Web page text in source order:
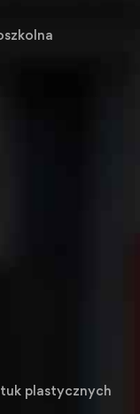
plastycznych